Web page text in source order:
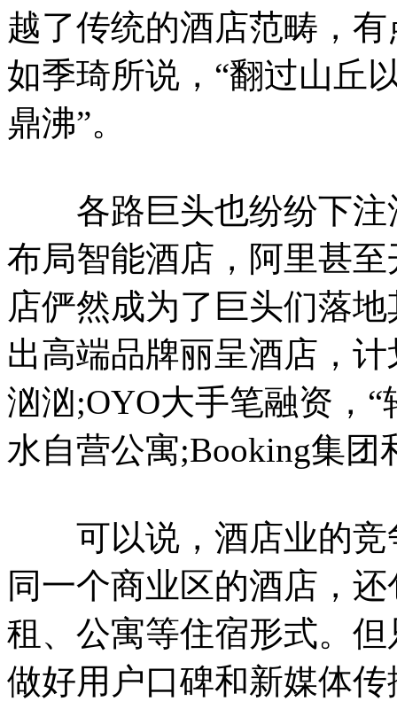
越了传统的酒店范畴，
如季琦所说，“翻过山丘
鼎沸”。
各路巨头也纷纷下注
布局智能酒店，阿里甚
店俨然成为了巨头们落
出高端品牌丽呈酒店，计
汹汹;OYO大手笔融资，
水自营公寓;Booking集团
可以说，酒店业的竞
同一个商业区的酒店，
租、公寓等住宿形式。
做好用户口碑和新媒体